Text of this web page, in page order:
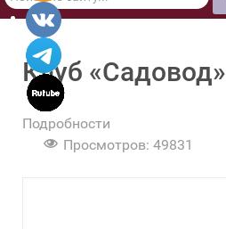
по
сайту
Клуб «Садовод»
Подробности
Просмотров: 49831